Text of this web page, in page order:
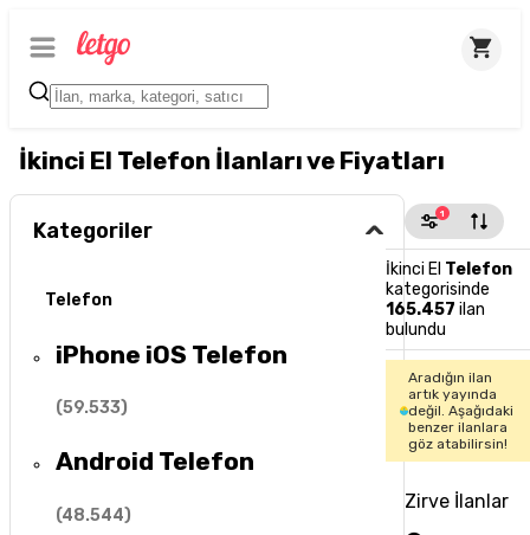
İkinci El Telefon İlanları ve Fiyatları
Kategoriler
Telefon
iPhone iOS Telefon
(59.533)
Android Telefon
(48.544)
1
İkinci El Telefon
kategorisinde
165.457 ilan
bulundu
Aradığın ilan
artık yayında
değil. Aşağıdaki
benzer ilanlara
göz atabilirsin!
Zirve İlanlar